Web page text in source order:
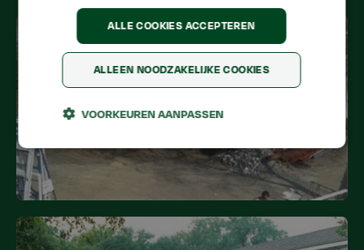
ALLE COOKIES ACCEPTEREN
ALLEEN NOODZAKELIJKE COOKIES
VOORKEUREN AANPASSEN